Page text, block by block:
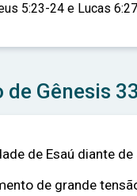
5:23-24 e Lucas
de Gênesis
de Esaú diante
de grande